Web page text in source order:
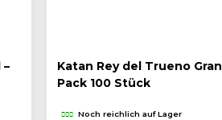
Katan Rey del Trueno Gran
Pack 100 Stück
Noch reichlich auf Lager